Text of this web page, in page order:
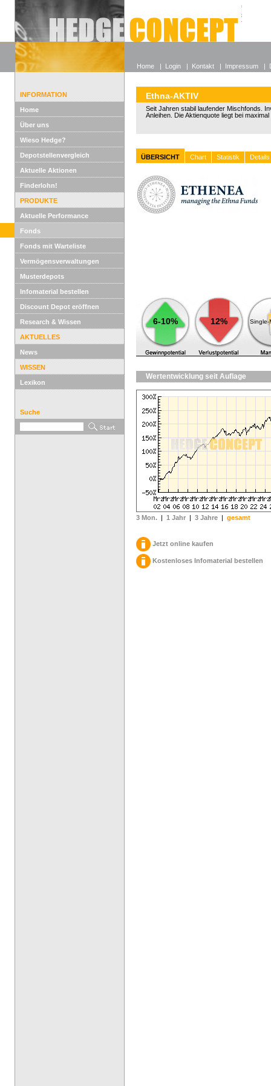
Alle
Wieso
INFORMATION
Home
Über uns
Wieso Hedge?
Depotstellenvergleich
Aktuelle Aktionen
Finderlohn!
PRODUKTE
Aktuelle Performance
Fonds
Fonds mit Warteliste
Vermögensverwaltungen
Musterdepots
Infomaterial bestellen
Discount Depot eröffnen
Research & Wissen
AKTUELLES
News
WISSEN
Lexikon
Suche
Ethna-AKTIV
Seit Jahren stabil laufender Mischfonds.
Anleihen. Die Aktienquote liegt bei maximal
ÜBERSICHT Chart Statistik Details
6-10% 12% Single-
Wertentwicklung seit Auflage
3 Mon. | 1 Jahr | 3 Jahre | gesamt
Jetzt online kaufen
Kostenloses Infomaterial bestellen
Home | Login | Kontakt | Impressum |